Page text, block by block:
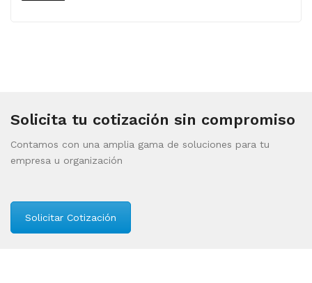
Solicita tu cotización sin compromiso
Contamos con una amplia gama de soluciones para tu
empresa u organización
Solicitar Cotización